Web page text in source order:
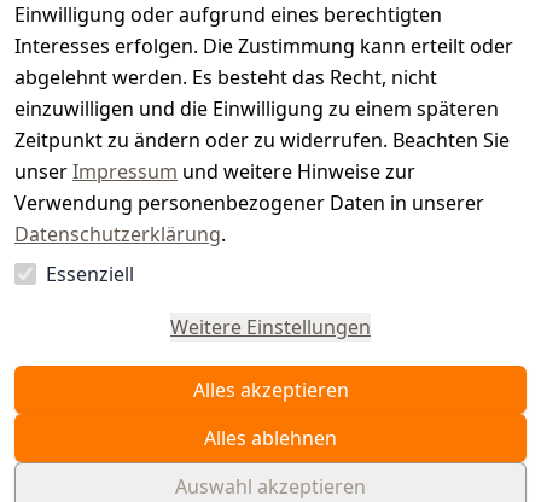
Einwilligung oder aufgrund eines berechtigten
Interesses erfolgen. Die Zustimmung kann erteilt oder
abgelehnt werden. Es besteht das Recht, nicht
einzuwilligen und die Einwilligung zu einem späteren
Zeitpunkt zu ändern oder zu widerrufen. Beachten Sie
unserImpressum und weitere Hinweise zur
Verwendung personenbezogener Daten in unserer
Datenschutzerklärung.
Essenziell
Weitere Einstellungen
Alles akzeptieren
Alles ablehnen
Auswahl akzeptieren
r.
e
Vertrag
widerrufen
© WAIDMEISTER 2026